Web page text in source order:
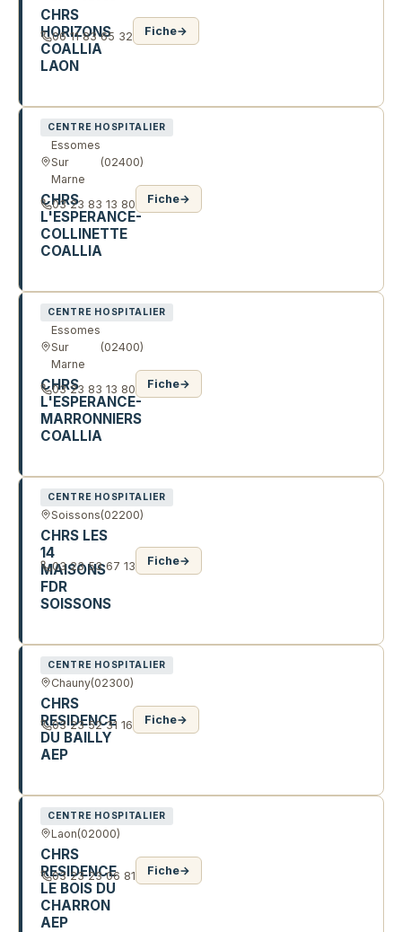
CHRS
HORIZONS
COALLIA
LAON
06 11 83 65 32 Fiche→
CENTRE HOSPITALIER
Essomes
Sur
Marne
(02400)
CHRS
L'ESPERANCE-
COLLINETTE
COALLIA
03 23 83 13 80 Fiche→
CENTRE HOSPITALIER
Essomes
Sur
Marne
(02400)
CHRS
L'ESPERANCE-
MARRONNIERS
COALLIA
03 23 83 13 80 Fiche→
CENTRE HOSPITALIER
Soissons(02200)
CHRS LES
14
MAISONS
FDR
SOISSONS
03 23 53 67 13 Fiche→
CENTRE HOSPITALIER
Chauny(02300)
CHRS
RESIDENCE
DU BAILLY
AEP
03 23 52 31 16 Fiche→
CENTRE HOSPITALIER
Laon(02000)
CHRS
RESIDENCE
LE BOIS DU
CHARRON
AEP
03 23 23 06 81 Fiche→